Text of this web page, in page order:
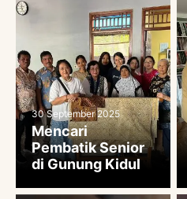
30 September 2025
Mencari
Pembatik Senior
di Gunung Kidul